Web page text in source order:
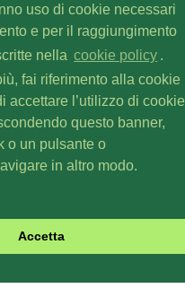
uso di cookie necessari
e per il raggiungimento
nella cookie policy .
fai riferimento alla cookie
accettare l’utilizzo di cookie
questo banner,
o un pulsante o
in altro modo.
Accetta